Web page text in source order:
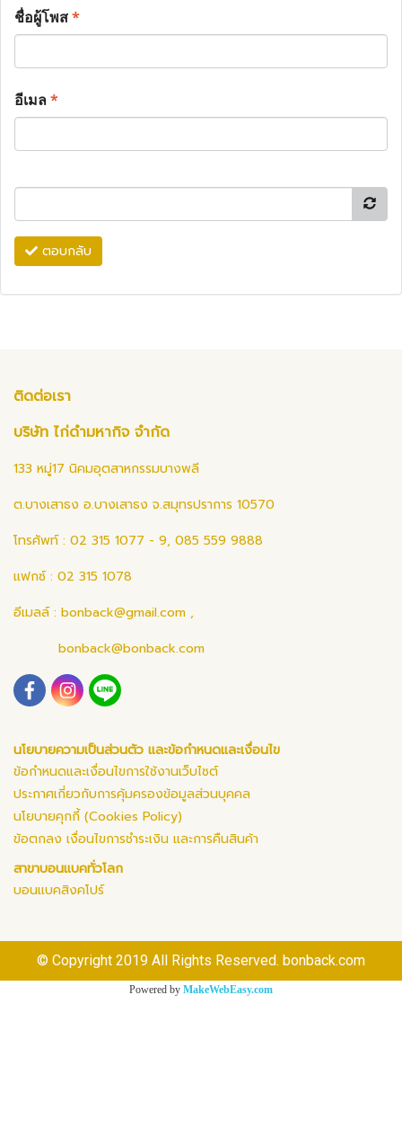
ชื่อผู้โพส*
อีเมล*
ตอบกลับ
ติดต่อเรา
บริษัท ไก่ดำมหากิจ จำกัด
133 หมู่17 นิคมอุตสาหกรรมบางพลี
ต.บางเสาธง อ.บางเสาธง จ.สมุทรปราการ 10570
โทรศัพท์ : 02 315 1077 - 9, 085 559 9888
แฟกซ์ : 02 315 1078
อีเมลล์ : bonback@gmail.com ,
bonback@bonback.com
นโยบายความเป็นส่วนตัว และข้อกำหนดและเงื่อนไข
ข้อกำหนดและเงื่อนไขการใช้งานเว็บไซต์
ประกาศเกี่ยวกับการคุ้มครองข้อมูลส่วนบุคคล
นโยบายคุกกี้ (Cookies Policy)
ข้อตกลง เงื่อนไขการชำระเงิน และการคืนสินค้า
สาขาบอนแบคทั่วโลก
บอนแบคสิงคโปร์
© Copyright 2019 All Rights Reserved. bonback.com
Powered by MakeWebEasy.com